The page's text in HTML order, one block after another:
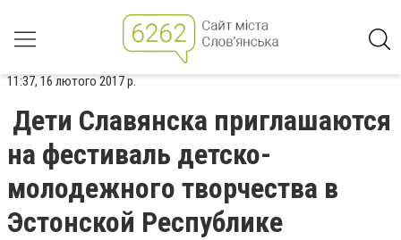
11:37, 16 лютого 2017 р.
Дети Славянска приглашаются
на фестиваль детско-
молодежного творчества в
Эстонской Республике